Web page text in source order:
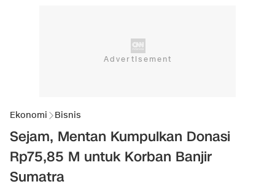
Ekonomi Bisnis
Sejam, Mentan Kumpulkan Donasi
Rp75,85 M untuk Korban Banjir
Sumatra